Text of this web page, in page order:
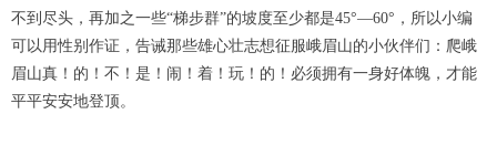
不到尽头，再加之一些“梯步群”的坡度至少都是45°—60°，所以小编
可以用性别作证，告诫那些雄心壮志想征服峨眉山的小伙伴们：爬峨
眉山真！的！不！是！闹！着！玩！的！必须拥有一身好体魄，才能
平平安安地登顶。